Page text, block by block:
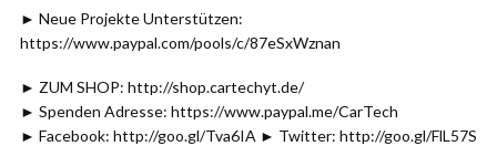
► Neue Projekte Unterstützen:
https://www.paypal.com/pools/c/87eSxWznan
► ZUM SHOP: http://shop.cartechyt.de/
► Spenden Adresse: https://www.paypal.me/CarTech
► Facebook: http://goo.gl/Tva6IA ► Twitter: http://goo.gl/FlL57S